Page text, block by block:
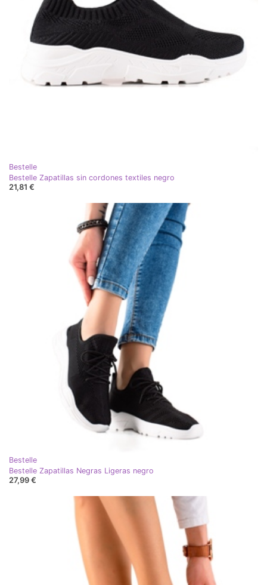
Bestelle
Bestelle Zapatillas sin cordones textiles negro
21,81 €
Bestelle
Bestelle Zapatillas Negras Ligeras negro
27,99 €